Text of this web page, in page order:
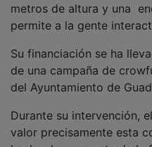
permite a la gente
de una campaña de
del Ayuntamiento de
valor precisamente esta
hecho de que parte de la